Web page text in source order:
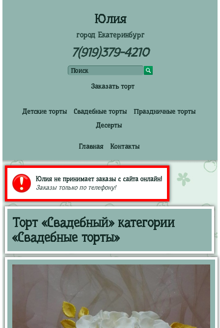
Юлия
город Екатеринбург
7(919)379-4210
Заказать торт
Детские торты Свадебные торты
Праздничные торты
Десерты
Главная Контакты
Юлия не принимает заказы с сайта онлайн!
Заказы только по телефону!
Торт «Свадебный» категории
«Свадебные торты»